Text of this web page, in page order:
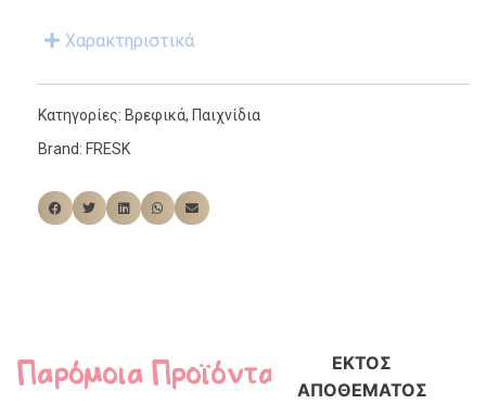
Χαρακτηριστικά
Κατηγορίες: Βρεφικά, Παιχνίδια
Brand: FRESK
Παρόμοια Προϊόντα
ΕΚΤΌΣ
ΑΠΟΘΈΜΑΤΟΣ